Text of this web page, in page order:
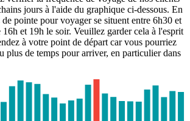
jours à l'aide du graphique ci-dessous. En
pointe pour voyager se situent entre 6h30 et
et 19h le soir. Veuillez garder cela à l'esprit
à votre point de départ car vous pourriez
plus de temps pour arriver, en particulier dans